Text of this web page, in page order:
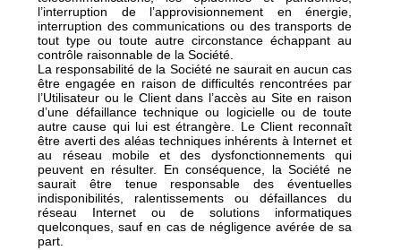
l’interruption de l’approvisionnement en énergie,
interruption des communications ou des transports de
tout type ou toute autre circonstance échappant au
contrôle raisonnable de la Société.
La responsabilité de la Société ne saurait en aucun cas
être engagée en raison de difficultés rencontrées par
l’Utilisateur ou le Client dans l’accès au Site en raison
d’une défaillance technique ou logicielle ou de toute
autre cause qui lui est étrangère. Le Client reconnaît
être averti des aléas techniques inhérents à Internet et
au réseau mobile et des dysfonctionnements qui
peuvent en résulter. En conséquence, la Société ne
saurait être tenue responsable des éventuelles
indisponibilités, ralentissements ou défaillances du
réseau Internet ou de solutions informatiques
quelconques, sauf en cas de négligence avérée de sa
part.